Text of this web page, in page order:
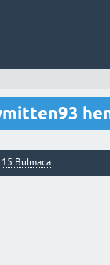
15 Bulmaca